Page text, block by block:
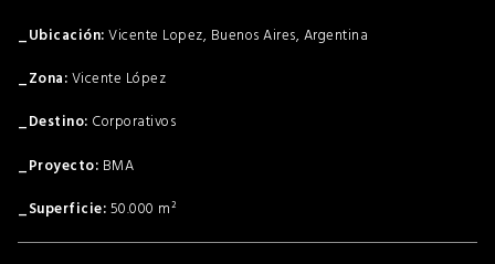
Vicente Lopez, Buenos Aires, Argentina
Vicente López
Corporativos
BMA
50.000